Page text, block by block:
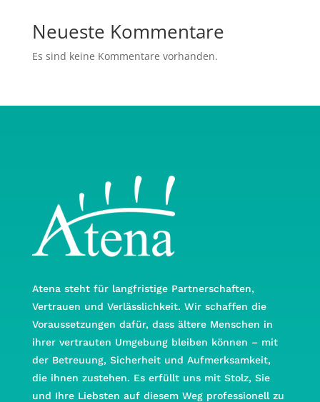
Neueste Kommentare
Es sind keine Kommentare vorhanden.
Atena steht für langfristige Partnerschaften,
Vertrauen und Verlässlichkeit. Wir schaffen die
Voraussetzungen dafür, dass ältere Menschen in
ihrer vertrauten Umgebung bleiben können – mit
der Betreuung, Sicherheit und Aufmerksamkeit,
die ihnen zustehen. Es erfüllt uns mit Stolz, Sie
und Ihre Liebsten auf diesem Weg professionell zu